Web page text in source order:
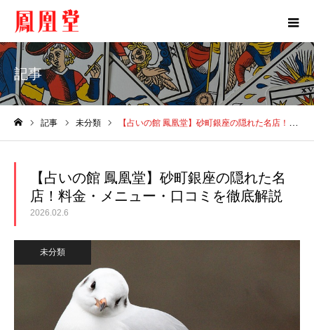
記事
記事 未分類 【占いの館 鳳凰堂】砂町銀座の隠れた名店！料金・メニュー・口コミを徹底解説
【占いの館 鳳凰堂】砂町銀座の隠れた名
店！料金・メニュー・口コミを徹底解説
2026.02.6
未分類